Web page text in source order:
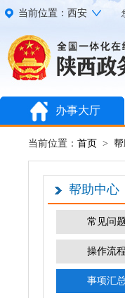
当前位置：西安
办事大厅
当前位置： 首页 >
帮助中心
常见问题
操作流程
事项汇总